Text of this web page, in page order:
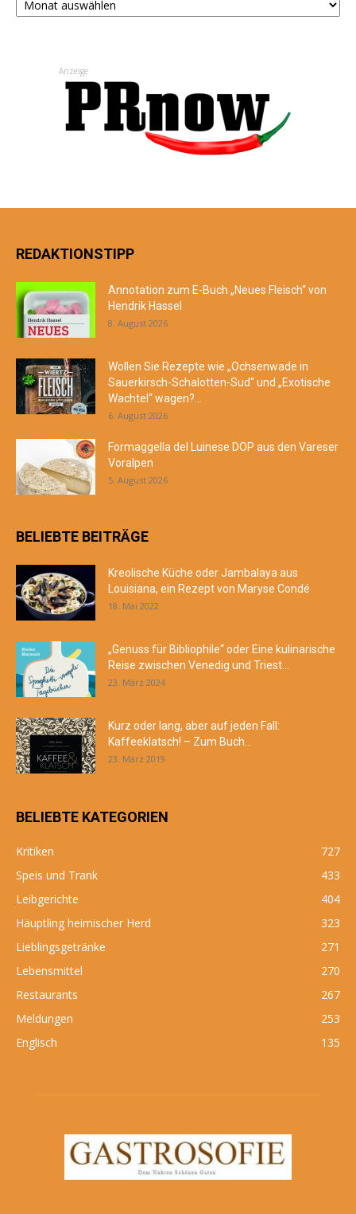
Anzeige
REDAKTIONSTIPP
Annotation zum E-Buch „Neues Fleisch“ von
Hendrik Hassel
8. August 2026
Wollen Sie Rezepte wie „Ochsenwade in
Sauerkirsch-Schalotten-Sud“ und „Exotische
Wachtel“ wagen?...
6. August 2026
Formaggella del Luinese DOP aus den Vareser
Voralpen
5. August 2026
BELIEBTE BEITRÄGE
Kreolische Küche oder Jambalaya aus
Louisiana, ein Rezept von Maryse Condé
18. Mai 2022
„Genuss für Bibliophile“ oder Eine kulinarische
Reise zwischen Venedig und Triest...
23. März 2024
Kurz oder lang, aber auf jeden Fall:
Kaffeeklatsch! – Zum Buch...
23. März 2019
BELIEBTE KATEGORIEN
Kritiken
727
Speis und Trank
433
Leibgerichte
404
Häuptling heimischer Herd
323
Lieblingsgetränke
271
Lebensmittel
270
Restaurants
267
Meldungen
253
Englisch
135